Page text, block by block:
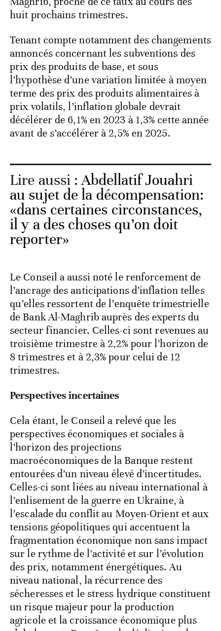
huit prochains trimestres.
Tenant compte notamment des changements
annoncés concernant les subventions des
prix des produits de base, et sous
l’hypothèse d’une variation limitée à moyen
terme des prix des produits alimentaires à
prix volatils, l’inflation globale devrait
décélérer de 6,1% en 2023 à 1,3% cette année
avant de s’accélérer à 2,5% en 2025.
Lire aussi :Abdellatif Jouahri
au sujet de la décompensation:
«dans certaines circonstances,
il y a des choses qu’on doit
reporter»
Le Conseil a aussi noté le renforcement de
l’ancrage des anticipations d’inflation telles
qu’elles ressortent de l’enquête trimestrielle
de Bank Al-Maghrib auprès des experts du
secteur financier. Celles-ci sont revenues au
troisième trimestre à 2,2% pour l’horizon de
8 trimestres et à 2,3% pour celui de 12
trimestres.
Perspectives incertaines
Cela étant, le Conseil a relevé que les
perspectives économiques et sociales à
l’horizon des projections
macroéconomiques de la Banque restent
entourées d’un niveau élevé d’incertitudes.
Celles-ci sont liées au niveau international à
l’enlisement de la guerre en Ukraine, à
l’escalade du conflit au Moyen-Orient et aux
tensions géopolitiques qui accentuent la
fragmentation économique non sans impact
sur le rythme de l’activité et sur l’évolution
des prix, notamment énergétiques. Au
niveau national, la récurrence des
sécheresses et le stress hydrique constituent
un risque majeur pour la production
agricole et la croissance économique plus